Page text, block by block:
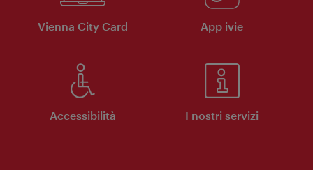
Vienna City Card App ivie
Accessibilità I nostri servizi